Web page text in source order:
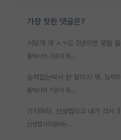
가장 핫한 댓글은?
물박사의 기준이 뭐임?
물박사의 기준이 뭐임?
신생랩가지말라는 이유가 있었구나